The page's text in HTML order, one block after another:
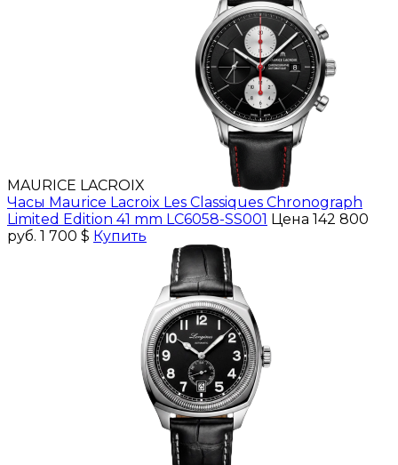
MAURICE LACROIX
Часы Maurice Lacroix Les Classiques Chronograph
Limited Edition 41 mm LC6058-SS001 Цена 142 800
руб. 1 700 $ Купить